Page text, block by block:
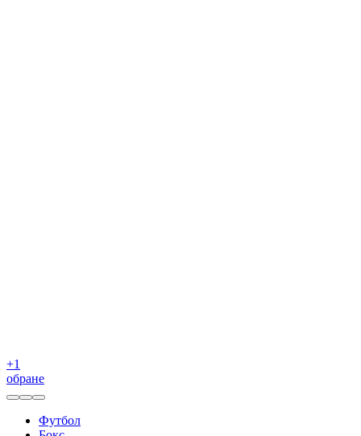
+1
обране
Футбол